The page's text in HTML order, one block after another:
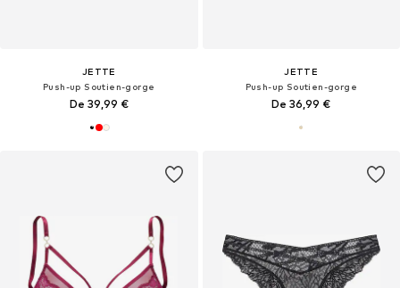
JETTE
Push-up Soutien-gorge
De 39,99 €
JETTE
Push-up Soutien-gorge
De 36,99 €